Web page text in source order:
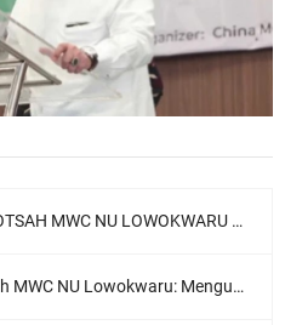
Muktamar NU ke-35, Meneguhkan Sanad Laku Para Muassis
Doa, Menjalin Ukhuwah Menyambut Muktamar NU ke-35